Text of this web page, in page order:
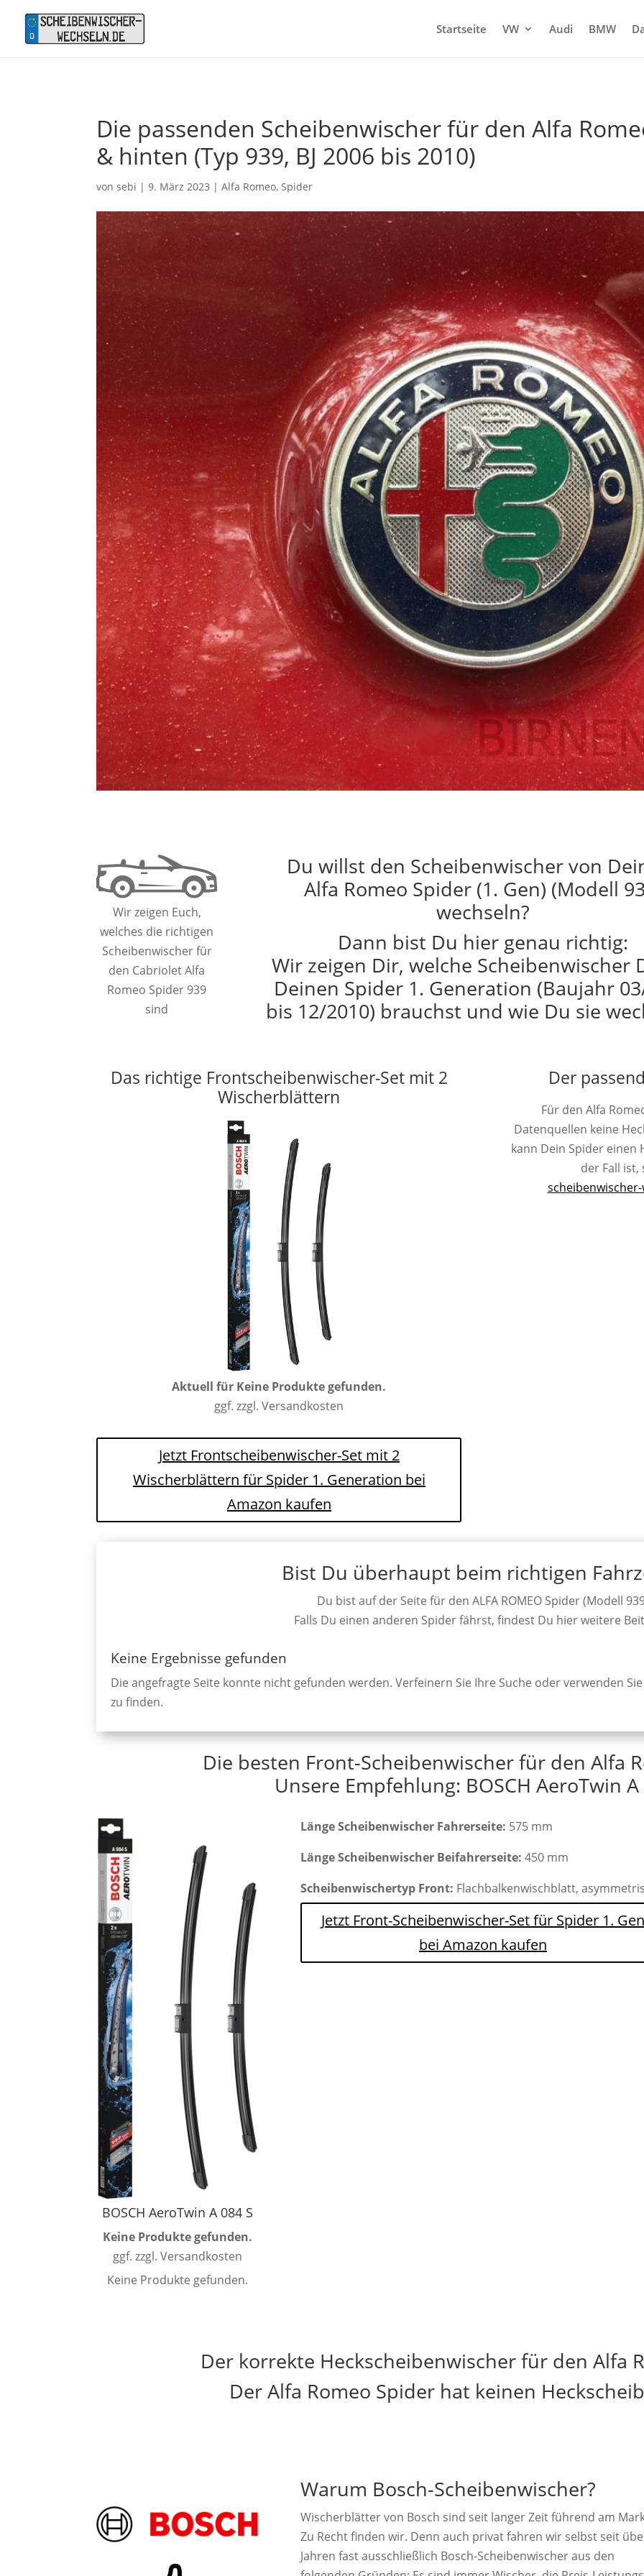
Startseite VW Audi BMW
Die passenden Scheibenwischer für den Alfa
& hinten (Typ 939, BJ 2006 bis 2010)
vonsebi |9. März 2023 |Alfa Romeo, Spider
Wir zeigen Euch,
welches die richtigen
Scheibenwischer für
den Cabriolet Alfa
Romeo Spider 939
sind
Du willst den Scheibenwischer von
Alfa Romeo Spider (1. Gen) (Modell
wechseln?
Dann bist Du hier genau richtig:
Wir zeigen Dir, welche Scheibenwischer
Deinen Spider 1. Generation (Baujahr
bis 12/2010) brauchst und wie Du sie
Das richtige Frontscheibenwischer-Set mit 2
Wischerblättern
Aktuell für Keine Produkte gefunden.
ggf. zzgl. Versandkosten
Jetzt Frontscheibenwischer-Set mit 2
Wischerblättern für Spider 1. Generation bei
Amazon kaufen
Der
Für den Alfa
Datenquellen keine
kann Dein Spider einen
der Fall ist,
Bist Du überhaupt beim richtigen
Du bist auf der Seite für den ALFA ROMEO Spider (Modell
Falls Du einen anderen Spider fährst, findest Du hier weitere
Keine Ergebnisse gefunden
Die angefragte Seite konnte nicht gefunden werden. Verfeinern Sie Ihre Suche oder verwenden
zu finden.
Die besten Front-Scheibenwischer für den Alfa
Unsere Empfehlung: BOSCH AeroTwin A
BOSCH AeroTwin A 084 S
Keine Produkte gefunden.
ggf. zzgl. Versandkosten
Keine Produkte gefunden.
Länge Scheibenwischer Fahrerseite: 575 mm
Länge Scheibenwischer Beifahrerseite: 450 mm
Scheibenwischertyp Front: Flachbalkenwischblatt,
Jetzt Front-Scheibenwischer-Set für Spider 1. Gen
bei Amazon kaufen
Der korrekte Heckscheibenwischer für den Alfa
Der Alfa Romeo Spider hat keinen
Warum Bosch-Scheibenwischer?
Wischerblätter von Bosch sind seit langer Zeit führend am
Zu Recht finden wir. Denn auch privat fahren wir selbst seit
Jahren fast ausschließlich Bosch-Scheibenwischer aus den